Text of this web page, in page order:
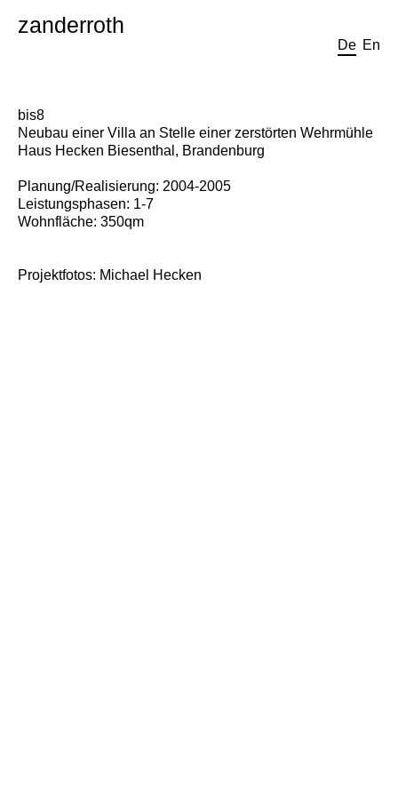
zanderroth
De En
bis8
Neubau einer Villa an Stelle einer zerstörten Wehrmühle
Haus Hecken Biesenthal, Brandenburg
Planung/Realisierung: 2004-2005
Leistungsphasen: 1-7
Wohnfläche: 350qm
Projektfotos: Michael Hecken